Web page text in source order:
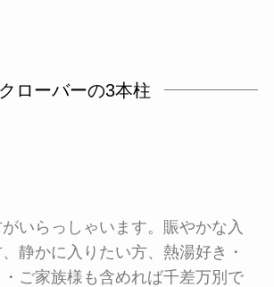
クローバーの3本柱
いらっしゃいます。賑やかな入
静かに入りたい方、熱湯好き・
ご家族様も含めれば千差万別で